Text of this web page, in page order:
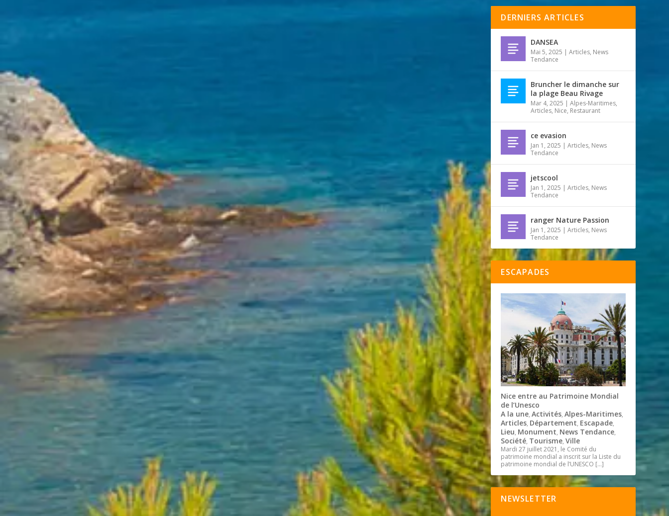
DERNIERS ARTICLES
DANSEA
Mai 5, 2025 |Articles, News
Tendance
Bruncher le dimanche sur
la plage Beau Rivage
Mar 4, 2025 |Alpes-Maritimes,
Articles, Nice, Restaurant
ce evasion
Jan 1, 2025 |Articles, News
Tendance
jetscool
Jan 1, 2025 |Articles, News
Tendance
ranger Nature Passion
Jan 1, 2025 |Articles, News
Tendance
ESCAPADES
Nice entre au Patrimoine Mondial
de l’Unesco
A la une,Activités,Alpes-Maritimes,
Articles, Département, Escapade,
Lieu, Monument, News Tendance,
Société, Tourisme,Ville
Mardi 27 juillet 2021, le Comité du
patrimoine mondial a inscrit sur la Liste du
patrimoine mondial de l’UNESCO […]
NEWSLETTER